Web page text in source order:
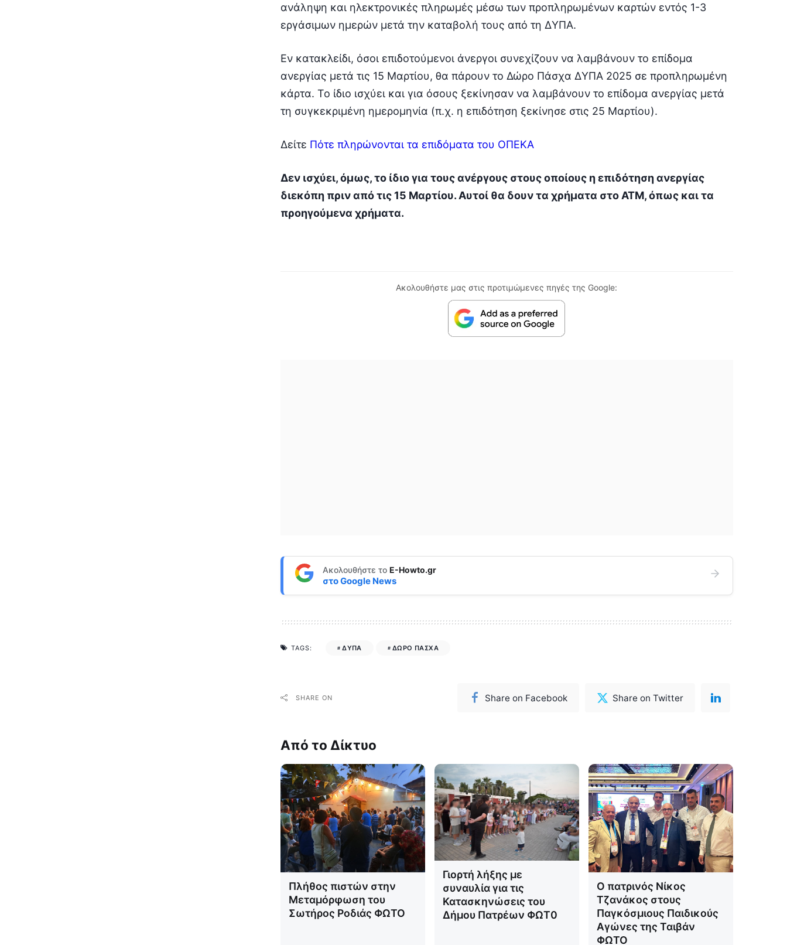
ανάληψη και ηλεκτρονικές πληρωμές μέσω των προπληρωμένων καρτών εντός 1-3
εργάσιμων ημερών μετά την καταβολή τους από τη ΔΥΠΑ.
Εν κατακλείδι, όσοι επιδοτούμενοι άνεργοι συνεχίζουν να λαμβάνουν το επίδομα
ανεργίας μετά τις 15 Μαρτίου, θα πάρουν το Δώρο Πάσχα ΔΥΠΑ 2025 σε προπληρωμένη
κάρτα. Το ίδιο ισχύει και για όσους ξεκίνησαν να λαμβάνουν το επίδομα ανεργίας μετά
τη συγκεκριμένη ημερομηνία (π.χ. η επιδότηση ξεκίνησε στις 25 Μαρτίου).
Δείτε Πότε πληρώνονται τα επιδόματα του ΟΠΕΚΑ
Δεν ισχύει, όμως, το ίδιο για τους ανέργους στους οποίους η επιδότηση ανεργίας
διεκόπη πριν από τις 15 Μαρτίου. Αυτοί θα δουν τα χρήματα στο ΑΤΜ, όπως και τα
προηγούμενα χρήματα.
Ακολουθήστε μας στις προτιμώμενες πηγές της Google:
Ακολουθήστε το E-Howto.gr
στοGoogle News
TAGS: ΔΥΠΑ ΔΩΡΟ ΠΑΣΧΑ
SHARE ON Share on Facebook Share on Twitter
Από το Δίκτυο
Πλήθος πιστών στην
Μεταμόρφωση του
Σωτήρος Ροδιάς ΦΩΤΟ
Γιορτή λήξης με
συναυλία για τις
Κατασκηνώσεις του
Δήμου Πατρέων ΦΩΤ0
Ο πατρινός Νίκος
Τζανάκος στους
Παγκόσμιους Παιδικούς
Αγώνες της Ταιβάν
ΦΩΤΟ